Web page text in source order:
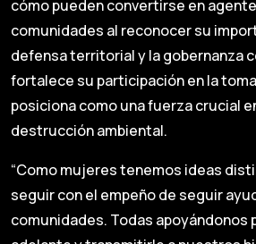
cómo pueden convertirse en
comunidades al reconocer su
defensa territorial y la gobernanza
fortalece su participación en la
posiciona como una fuerza crucial
destrucción ambiental.
“Como mujeres tenemos ideas
seguir con el empeño de seguir
comunidades. Todas apoyándonos